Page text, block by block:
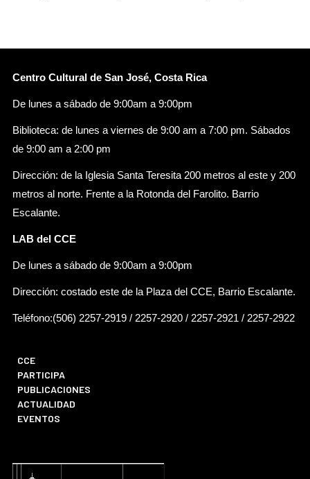
Centro Cultural de San José, Costa Rica
De lunes a sábado de 9:00am a 9:00pm
Biblioteca: de lunes a viernes de 9:00 am a 7:00 pm. Sábados
de 9:00 am a 2:00 pm
Dirección: de la Iglesia Santa Teresita 200 metros al este y 200
metros al norte. Frente a la Rotonda del Farolito. Barrio
Escalante.
LAB del CCE
De lunes a sábado de 9:00am a 9:00pm
Dirección: costado este de la Plaza del CCE, Barrio Escalante.
Teléfono:(506) 2257-2919 / 2257-2920 / 2257-2921 / 2257-2922
CCE
PARTICIPA
PUBLICACIONES
ACTUALIDAD
EVENTOS